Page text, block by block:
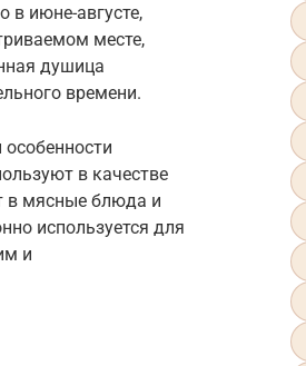
в июне-августе,
месте,
душица
времени.
в качестве
в мясные блюда и
используется для
и